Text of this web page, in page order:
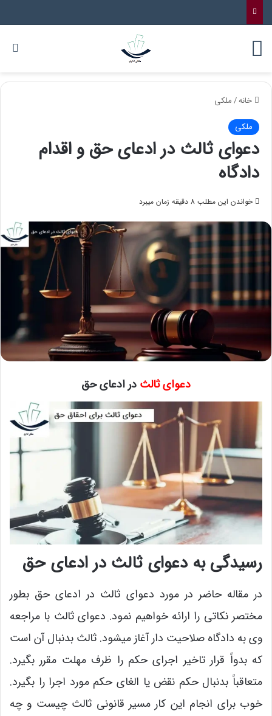
خانه/ملکی
ملکی
دعوای ثالث در ادعای حق و اقدام
دادگاه
خواندن این مطلب 8 دقیقه زمان میبرد
دعوای ثالث در ادعای حق
رسیدگی به دعوای ثالث در ادعای حق
در مقاله حاضر در مورد دعوای ثالث در ادعای حق بطور
مختصر نکاتی را ارائه خواهیم نمود. دعوای ثالث با مراجعه
وی به دادگاه صلاحیت دار آغاز میشود. ثالث بدنبال آن است
که بدواً قرار تاخیر اجرای حکم را ظرف مهلت مقرر بگیرد.
متعاقباً بدنبال حکم نقض یا الغای حکم مورد اجرا را بگیرد.
خوب برای انجام این کار مسیر قانونی ثالث چیست و چه